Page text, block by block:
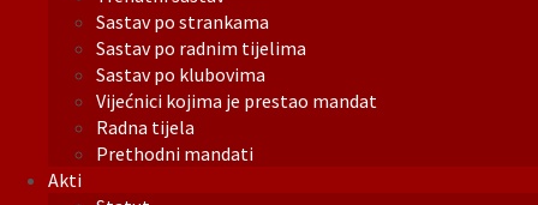
Sastav po strankama
Sastav po radnim tijelima
Sastav po klubovima
Vijećnici kojima je prestao mandat
Radna tijela
Prethodni mandati
Akti